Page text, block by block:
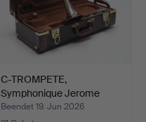
C-TROMPETE,
Symphonique Jerome
Callet, New…
Beendet 19. Jun 2026